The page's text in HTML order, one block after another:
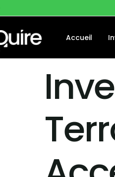
Accueil